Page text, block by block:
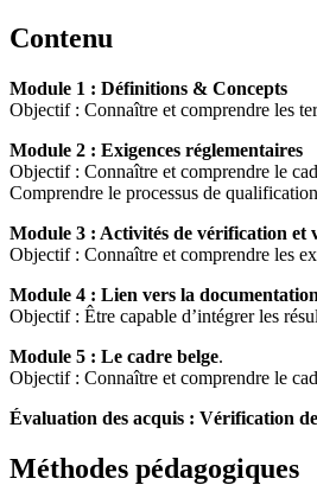
Contenu
Module 1 : Définitions & Concepts
Objectif : Connaître et comprendre les
Module 2 : Exigences réglementaires
Objectif : Connaître et comprendre le
Comprendre le processus de
Module 3 : Activités de vérification et
Objectif : Connaître et comprendre les
Module 4 : Lien vers la
Objectif : Être capable d’intégrer les
Module 5 : Le cadre belge.
Objectif : Connaître et comprendre le
Évaluation des acquis : Vérification
Méthodes pédagogiques